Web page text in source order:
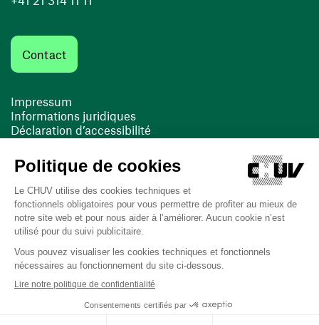
Contact
Impressum
Informations juridiques
Déclaration d’accessibilité
Cookies
(ouvre une nouvelle fenêtre)
(ouvre une nouvelle fenêtre)